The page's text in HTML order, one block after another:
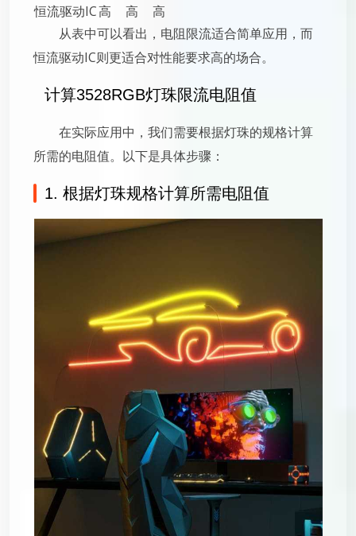
恒流驱动IC高 高
高
从表中可以看出，电阻限流适合简单应用，而
恒流驱动IC则更适合对性能要求高的场合。
计算3528RGB灯珠限流电阻值
在实际应用中，我们需要根据灯珠的规格计算
所需的电阻值。以下是具体步骤：
1. 根据灯珠规格计算所需电阻值